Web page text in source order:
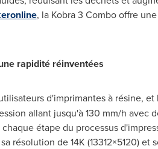
, la Kobra 3 Combo offre
rapidité réinventées
d'imprimantes à résine, et
allant jusqu'à 130 mm/h avec
étape du processus
résolution de14K (13312×5120) et